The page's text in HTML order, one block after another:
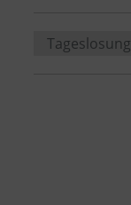
Tageslosung